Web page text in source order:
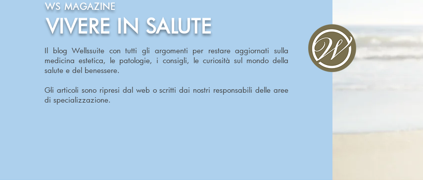
WS MAGAZINE
VIVERE IN SALUTE
Il blog Wellssuite con tutti gli argomenti per restare aggiornati sulla
medicina estetica, le patologie, i consigli, le curiosità sul mondo della
salute e del benessere.
Gli articoli sono ripresi dal web o scritti dai nostri responsabili delle aree
di specializzazione.